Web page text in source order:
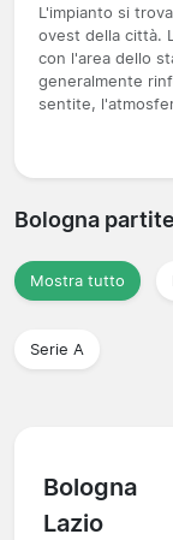
L'impianto si
ovest della città.
con l'area dello
generalmente
sentite,
Bologna partite
Mostra tutto
Serie A
Bologna
Lazio